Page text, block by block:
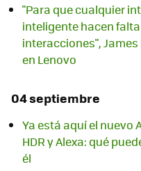
"Para que cualquier
inteligente hacen
interacciones",
en Lenovo
04 septiembre
Ya está aquí el nuevo
HDR y Alexa: qué
él